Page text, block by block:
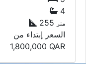
4
255 متر
السعر إبتداء من
1,800,000 QAR